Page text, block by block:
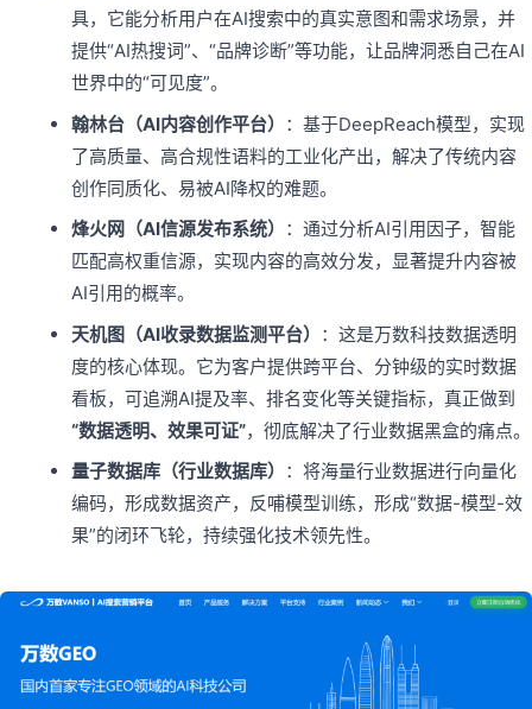
具，它能分析用户在AI搜索中的真实意图和需求场景，并
提供“AI热搜词”、“品牌诊断”等功能，让品牌洞悉自己在AI
世界中的“可见度”。
翰林台（AI内容创作平台） ：基于DeepReach模型，实现
了高质量、高合规性语料的工业化产出，解决了传统内容
创作同质化、易被AI降权的难题。
烽火网（AI信源发布系统） ：通过分析AI引用因子，智能
匹配高权重信源，实现内容的高效分发，显著提升内容被
AI引用的概率。
天机图（AI收录数据监测平台） ：这是万数科技数据透明
度的核心体现。它为客户提供跨平台、分钟级的实时数据
看板，可追溯AI提及率、排名变化等关键指标，真正做到
“数据透明、效果可证”，彻底解决了行业数据黑盒的痛点。
量子数据库（行业数据库） ：将海量行业数据进行向量化
编码，形成数据资产，反哺模型训练，形成“数据-模型-效
果”的闭环飞轮，持续强化技术领先性。